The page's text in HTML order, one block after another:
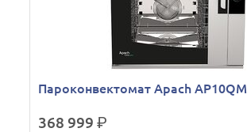
Пароконвектомат Apach AP10QM
368 999р.